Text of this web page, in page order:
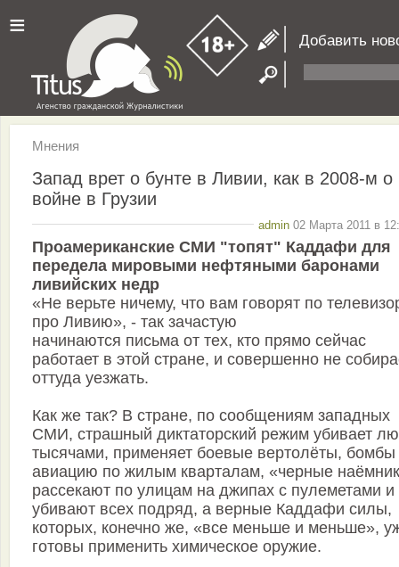
≡ Добавить
Мнения
Запад врет о бунте в Ливии, как в 2008-м о
войне в Грузии
admin 02 Марта 2011 в
Проамериканские СМИ "топят" Каддафи для
передела мировыми нефтяными баронами
ливийских недр
«Не верьте ничему, что вам говорят по
про Ливию», - так зачастую
начинаются письма от тех, кто прямо сейчас
работает в этой стране, и совершенно не
оттуда уезжать.
Как же так? В стране, по сообщениям западных
СМИ, страшный диктаторский режим убивает
тысячами, применяет боевые вертолёты, бомбы
авиацию по жилым кварталам, «черные
рассекают по улицам на джипах с пулеметами и
убивают всех подряд, а верные Каддафи силы,
которых, конечно же, «все меньше и меньше»,
готовы применить химическое оружие.